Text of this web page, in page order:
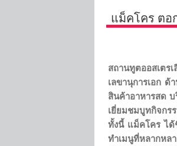
แม็คโคร ตอ
สถานทูตออสเต
เลขานุการเอก ด้
สินค้าอาหารสด
เยี่ยมชมบูทกิจกร
ทั้งนี้ แม็คโคร ได้
ทำเมนูที่หลากหล